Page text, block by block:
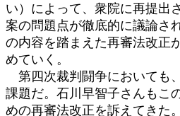
い）によって、衆院に再提出
案の問題点が徹底的に議論さ
の内容を踏まえた再審法改正
めていく。
第四次裁判闘争においても
課題だ。石川早智子さんもこ
めの再審法改正を訴えてきた